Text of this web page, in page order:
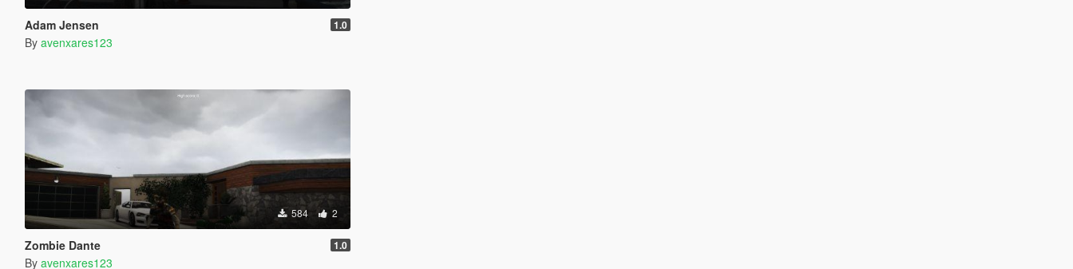
Adam Jensen 1.0
By avenxares123
584 2
Zombie Dante 1.0
By avenxares123